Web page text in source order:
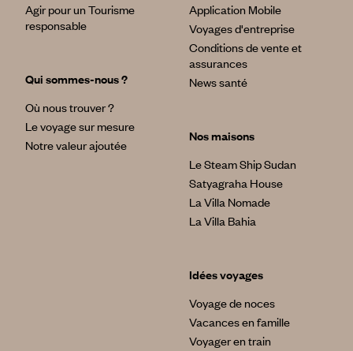
Agir pour un Tourisme
responsable
Qui sommes-nous ?
Où nous trouver ?
Le voyage sur mesure
Notre valeur ajoutée
Application Mobile
Voyages d'entreprise
Conditions de vente et
assurances
News santé
Nos maisons
Le Steam Ship Sudan
Satyagraha House
La Villa Nomade
La Villa Bahia
Idées voyages
Voyage de noces
Vacances en famille
Voyager en train